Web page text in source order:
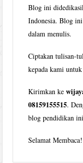
Blog ini
Indonesia. Blog
dalam menulis.
Ciptakan tulisan-
kepada kami
Kirimkan ke
08159155515.
blog pendidikan
Selamat Membaca!